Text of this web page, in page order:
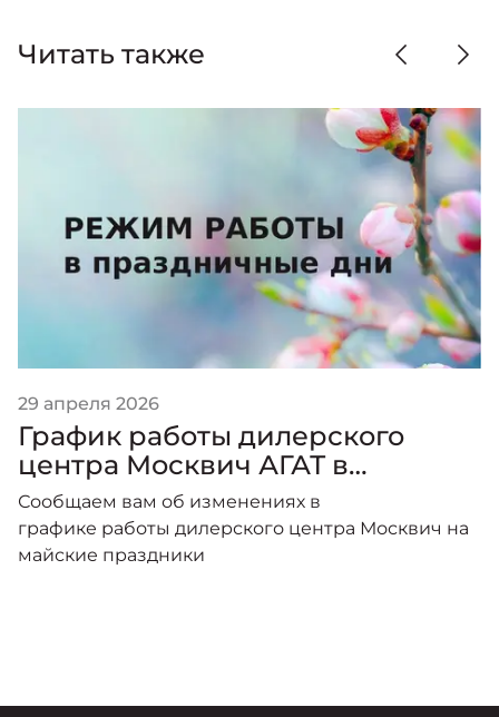
Читать также
29 апреля 2026
График работы дилерского
центра Москвич АГАТ в
праздничные дни.
Сообщаем вам об изменениях в
графике работы дилерского центра Москвич на
майские праздники